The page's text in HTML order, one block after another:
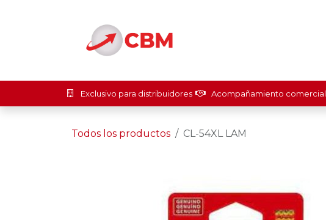
Exclusivo para distribuidores Acompañamiento comercial
Todos los productos CL-54XL LAM